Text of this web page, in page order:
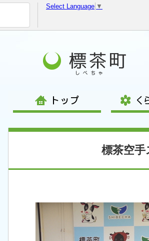
Select Language ▼
標茶空手